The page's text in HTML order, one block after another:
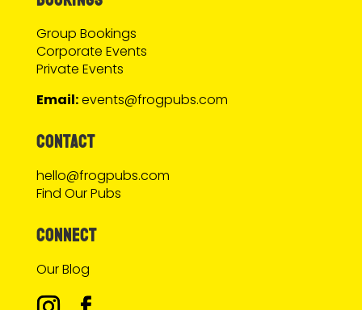
Group Bookings
Corporate Events
Private Events
Email:events@frogpubs.com
CONTACT
hello@frogpubs.com
Find Our Pubs
CONNECT
Our Blog